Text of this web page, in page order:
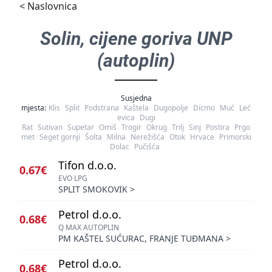
< Naslovnica
Solin, cijene goriva UNP
(autoplin)
Susjedna
mjesta: Klis Split Podstrana Kaštela Dugopolje Dicmo Muć Leć
evica Dugi
Rat Sutivan Supetar Omiš Trogir Okrug Trilj Sinj Postira Prgo
met Seget gornji Šolta Milna Nerežišća Otok Hrvace Primorski
Dolac Pučišća
0.67€ Tifon d.o.o.
EVO LPG
SPLIT SMOKOVIK >
0.68€ Petrol d.o.o.
Q MAX AUTOPLIN
PM KAŠTEL SUĆURAC, FRANJE TUĐMANA >
0.68€ Petrol d.o.o.